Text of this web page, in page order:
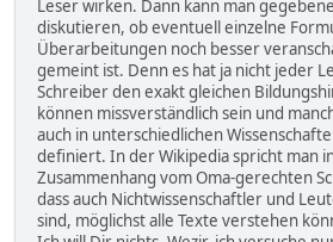
Leser wirken. Dann kann man
diskutieren, ob eventuell einzelne
Überarbeitungen noch besser
gemeint ist. Denn es hat ja nicht jeder
Schreiber den exakt gleichen
können missverständlich sein und
auch in unterschiedlichen
definiert. In der Wikipedia spricht man
Zusammenhang vom Oma-gerechten
dass auch Nichtwissenschaftler und
sind, möglichst alle Texte verstehen